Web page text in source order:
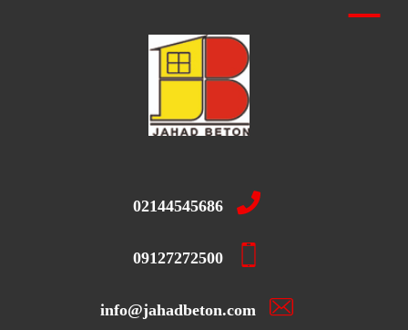
02144545686
09127272500
info@jahadbeton.com